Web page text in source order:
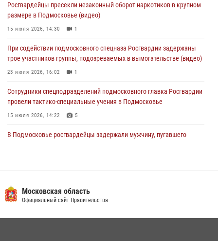
отработали навыки огневой подготовки на комплексных учениях
04 августа 2026, 12:21 4
сигналам «Тревога» с охраняемых объектов в Подмосковье
04 августа 2026, 12:15
Росгвардейцы пресекли незаконный оборот наркотиков в крупном
размере в Подмосковье (видео)
15 июля 2026, 14:30 1
При содействии подмосковного спецназа Росгвардии задержаны
трое участников группы, подозреваемых в вымогательстве (видео)
23 июля 2026, 16:02 1
Сотрудники спецподразделений подмосковного главка Росгвардии
провели тактико-специальные учения в Подмосковье
15 июля 2026, 14:22 5
В Подмосковье росгвардейцы задержали мужчину, пугавшего
беспилотников в ДНР
22 июля 2026, 14:27
Росгвардейцы в Подмосковье задержали мужчину, находящегося в
Московская область
Официальный сайт Правительства